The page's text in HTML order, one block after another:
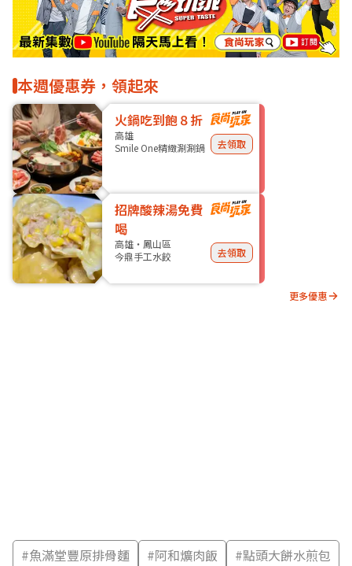
本週優惠券，領起來
火鍋吃到飽８折
高雄
Smile One精緻涮涮鍋
去領取
招牌酸辣湯免費
喝
高雄・鳳山區
今鼎手工水餃
去領取
更多優惠
#魚滿堂豐原排骨麵 #阿和爌肉飯 #點頭大餅水煎包